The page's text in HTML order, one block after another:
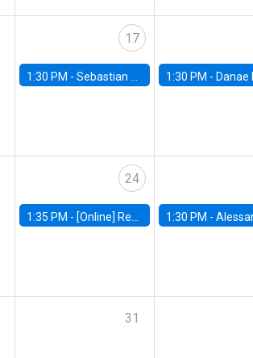
17
1:30 PM - Sebastian Claro, Universidad de Los Andes 1:30 PM - Danae Hernandez-
24
1:35 PM - [Online] Renata Narita, PUC Rio 1:30 PM -Alessandro Chiari,
31